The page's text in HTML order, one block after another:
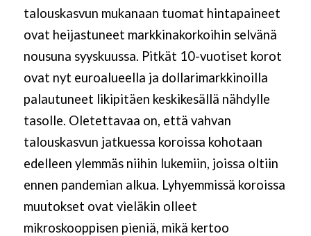
talouskasvun mukanaan tuomat hintapaineet
ovat heijastuneet markkinakorkoihin selvänä
nousuna syyskuussa. Pitkät 10-vuotiset korot
ovat nyt euroalueella ja dollarimarkkinoilla
palautuneet likipitäen keskikesällä nähdylle
tasolle. Oletettavaa on, että vahvan
talouskasvun jatkuessa koroissa kohotaan
edelleen ylemmäs niihin lukemiin, joissa oltiin
ennen pandemian alkua. Lyhyemmissä koroissa
muutokset ovat vieläkin olleet
mikroskooppisen pieniä, mikä kertoo